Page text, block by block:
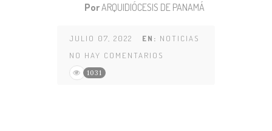
PorARQUIDIÓCESIS DE PANAMÁ
JULIO 07, 2022 EN: NOTICIAS
NO HAY COMENTARIOS
1031